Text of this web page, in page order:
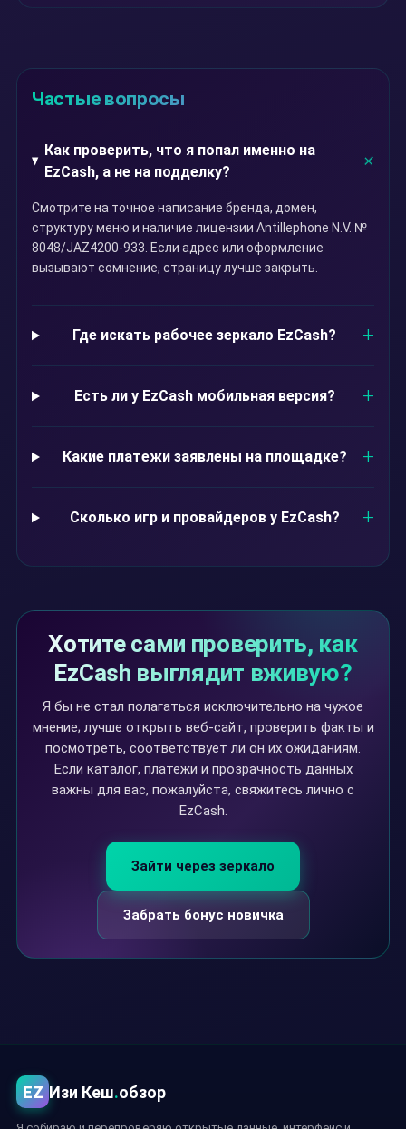
Частые вопросы
Как проверить, что я попал именно на
EzCash, а не на подделку?
Смотрите на точное написание бренда, домен,
структуру меню и наличие лицензии Antillephone N.V. №
8048/JAZ4200-933. Если адрес или оформление
вызывают сомнение, страницу лучше закрыть.
Где искать рабочее зеркало EzCash?
Есть ли у EzCash мобильная версия?
Какие платежи заявлены на площадке?
Сколько игр и провайдеров у EzCash?
Хотите сами проверить, как
EzCash выглядит вживую?
Я бы не стал полагаться исключительно на чужое
мнение; лучше открыть веб-сайт, проверить факты и
посмотреть, соответствует ли он их ожиданиям.
Если каталог, платежи и прозрачность данных
важны для вас, пожалуйста, свяжитесь лично с
EzCash.
Зайти через зеркало
Забрать бонус новичка
EZ Изи Кеш.обзор